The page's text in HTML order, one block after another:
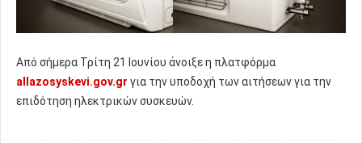
Από σήμερα Τρίτη 21 Ιουνίου άνοιξε η πλατφόρμα
allazosyskevi.gov.gr για την υποδοχή των αιτήσεων για την
επιδότηση ηλεκτρικών συσκευών.